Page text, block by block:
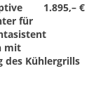
1.895,– €
für
mit
des Kühlergrills